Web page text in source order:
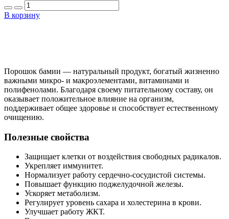
В корзину
Порошок бамии — натуральный продукт, богатый жизненно
важными микро- и макроэлементами, витаминами и
полифенолами. Благодаря своему питательному составу, он
оказывает положительное влияние на организм,
поддерживает общее здоровье и способствует естественному
очищению.
Полезные свойства
Защищает клетки от воздействия свободных радикалов.
Укрепляет иммунитет.
Нормализует работу сердечно-сосудистой системы.
Повышает функцию поджелудочной железы.
Ускоряет метаболизм.
Регулирует уровень сахара и холестерина в крови.
Улучшает работу ЖКТ.